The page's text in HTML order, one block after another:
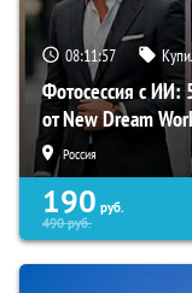
08:11:55
Фотосессия с ИИ:
от New Dream
Россия
190 руб.
490руб.